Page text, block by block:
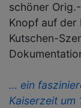
schöner
Knopf auf der
Kutschen-
… ein
Kaiserzeit um